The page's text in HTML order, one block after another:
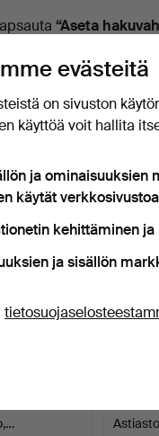
“Aseta
esineet,
luvun
evästeitä
on sivuston
käyttöä voit hallita
ja ominaisuuksien
käytät
kehittäminen ja
ja sisällön